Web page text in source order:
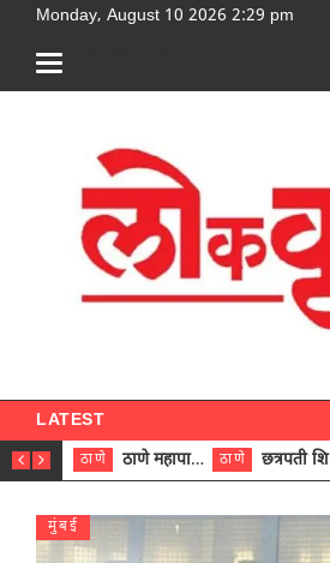
Monday, August 10 2026 2:29 pm
LATEST
ठाणे ठाणे महापालिकेच्या नऊ प्रभाग समित्यांवर अध्यक्ष विराजमान ठाणे छत्रपती शिवाजी महाराज रुग्णालयात दुर्मिळ ट्युमरची यशस्वी शस्त्रक्रिया
मुंबई